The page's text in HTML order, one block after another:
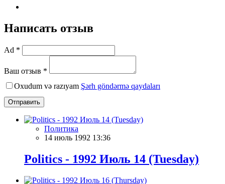
Написать отзыв
Ad *
Ваш отзыв *
Oxudum və razıyam Şərh göndərmə qaydaları
Отправить
Политика
14 июль 1992 13:36
Politics - 1992 Июль 14 (Tuesday)